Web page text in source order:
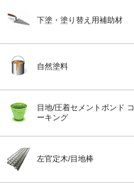
下塗・塗り替え用補助材
自然塗料
目地/圧着セメントボンド コ
ーキング
左官定木/目地棒